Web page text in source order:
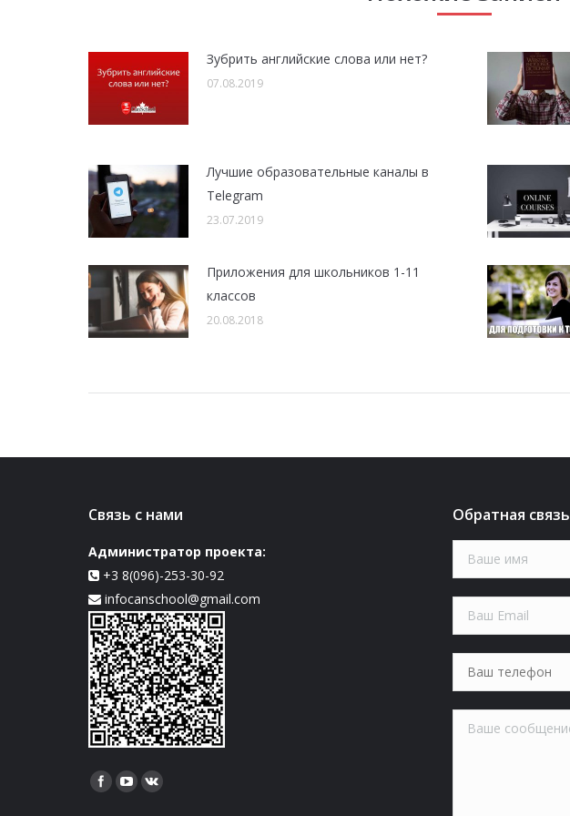
Зубрить английские слова или нет?
07.08.2019
Лучшие образовательные каналы в
Telegram
23.07.2019
Приложения для школьников 1-11
классов
20.08.2018
Связь с нами
Администратор проекта:
+3 8(096)-253-30-92
infocanschool@gmail.com
Найдите нас:
Обратная связь